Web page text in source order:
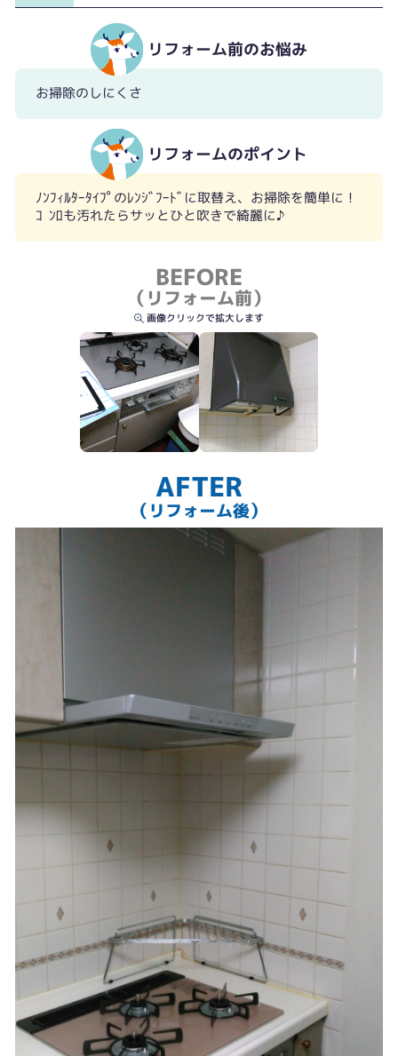
リフォーム前のお悩み
お掃除のしにくさ
リフォームのポイント
ﾉﾝﾌｨﾙﾀｰﾀｲﾌﾟのﾚﾝｼﾞﾌｰﾄﾞに取替え、お掃除を簡単に！
ｺﾝﾛも汚れたらサッとひと吹きで綺麗に♪
BEFORE
（リフォーム前）
画像クリックで拡大します
レンジフード
AFTER
（リフォーム後）